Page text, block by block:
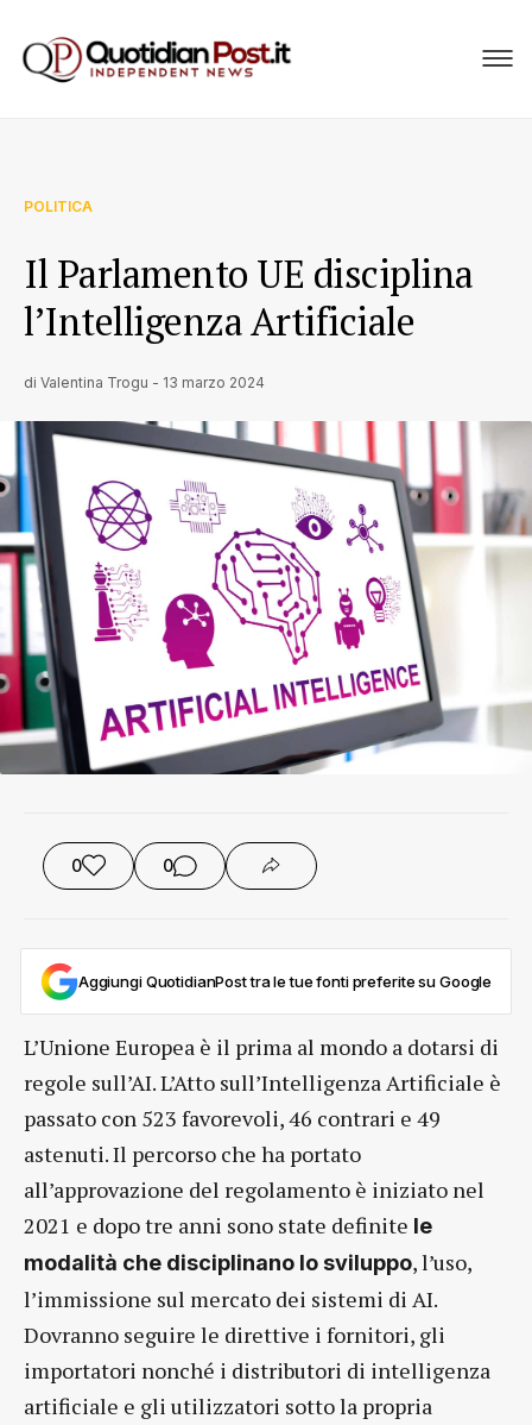
POLITICA
Il Parlamento UE disciplina
l’Intelligenza Artificiale
di Valentina Trogu - 13 marzo 2024
0 0
Aggiungi QuotidianPost tra le tue fonti preferite su Google
L’Unione Europea è il prima al mondo a dotarsi di
regole sull’AI. L’Atto sull’Intelligenza Artificiale è
passato con 523 favorevoli, 46 contrari e 49
astenuti. Il percorso che ha portato
all’approvazione del regolamento è iniziato nel
2021 e dopo tre anni sono state definite le
modalità che disciplinano lo sviluppo, l’uso,
l’immissione sul mercato dei sistemi di AI.
Dovranno seguire le direttive i fornitori, gli
importatori nonché i distributori di intelligenza
artificiale e gli utilizzatori sotto la propria